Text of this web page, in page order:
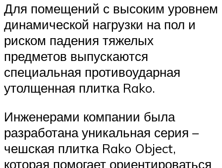
Для помещений с высоким уровнем
динамической нагрузки на пол и
риском падения тяжелых
предметов выпускаются
специальная противоударная
утолщенная плитка Rako.
Инженерами компании была
разработана уникальная серия –
чешская плитка Rako Object,
которая помогает ориентироваться